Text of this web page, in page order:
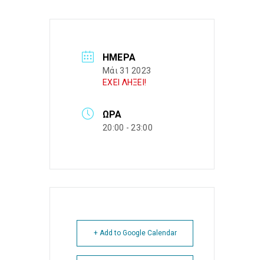
ΗΜΈΡΑ
Μάι 31 2023
ΕΧΕΙ ΛΗΞΕΙ!
ΏΡΑ
20:00 - 23:00
+ Add to Google Calendar